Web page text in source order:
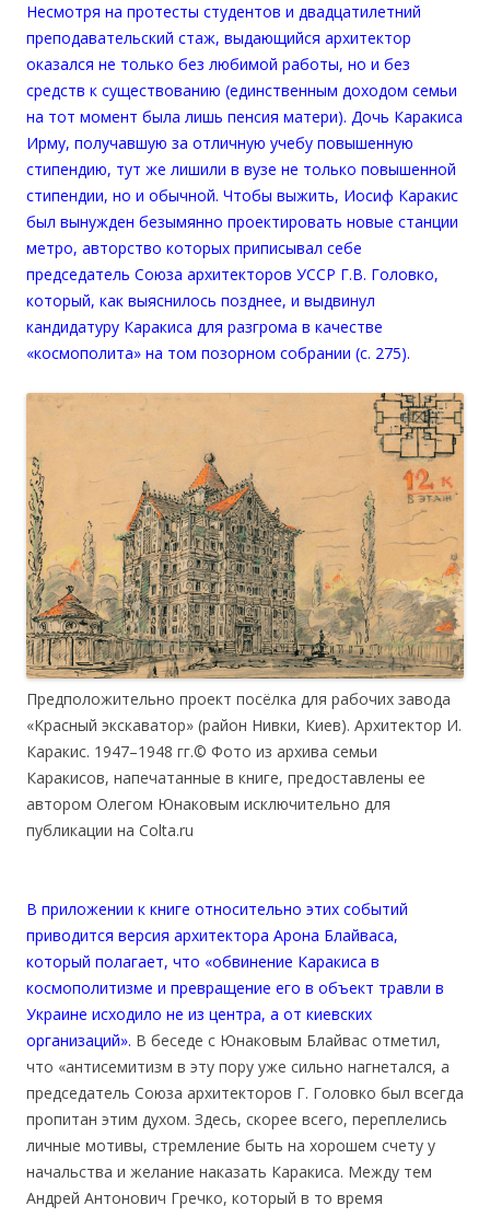
Несмотря на протесты студентов и двадцатилетний
преподавательский стаж, выдающийся архитектор
оказался не только без любимой работы, но и без
средств к существованию (единственным доходом семьи
на тот момент была лишь пенсия матери). Дочь Каракиса
Ирму, получавшую за отличную учебу повышенную
стипендию, тут же лишили в вузе не только повышенной
стипендии, но и обычной. Чтобы выжить, Иосиф Каракис
был вынужден безымянно проектировать новые станции
метро, авторство которых приписывал себе
председатель Союза архитекторов УССР Г.В. Головко,
который, как выяснилось позднее, и выдвинул
кандидатуру Каракиса для разгрома в качестве
«космополита» на том позорном собрании (с. 275).
Предположительно проект посёлка для рабочих завода
«Красный экскаватор» (район Нивки, Киев). Архитектор И.
Каракис. 1947–1948 гг.© Фото из архива семьи
Каракисов, напечатанные в книге, предоставлены ее
автором Олегом Юнаковым исключительно для
публикации на Colta.ru
В приложении к книге относительно этих событий
приводится версия архитектора Арона Блайваса,
который полагает, что «обвинение Каракиса в
космополитизме и превращение его в объект травли в
Украине исходило не из центра, а от киевских
организаций». В беседе с Юнаковым Блайвас отметил,
что «антисемитизм в эту пору уже сильно нагнетался, а
председатель Союза архитекторов Г. Головко был всегда
пропитан этим духом. Здесь, скорее всего, переплелись
личные мотивы, стремление быть на хорошем счету у
начальства и желание наказать Каракиса. Между тем
Андрей Антонович Гречко, который в то время